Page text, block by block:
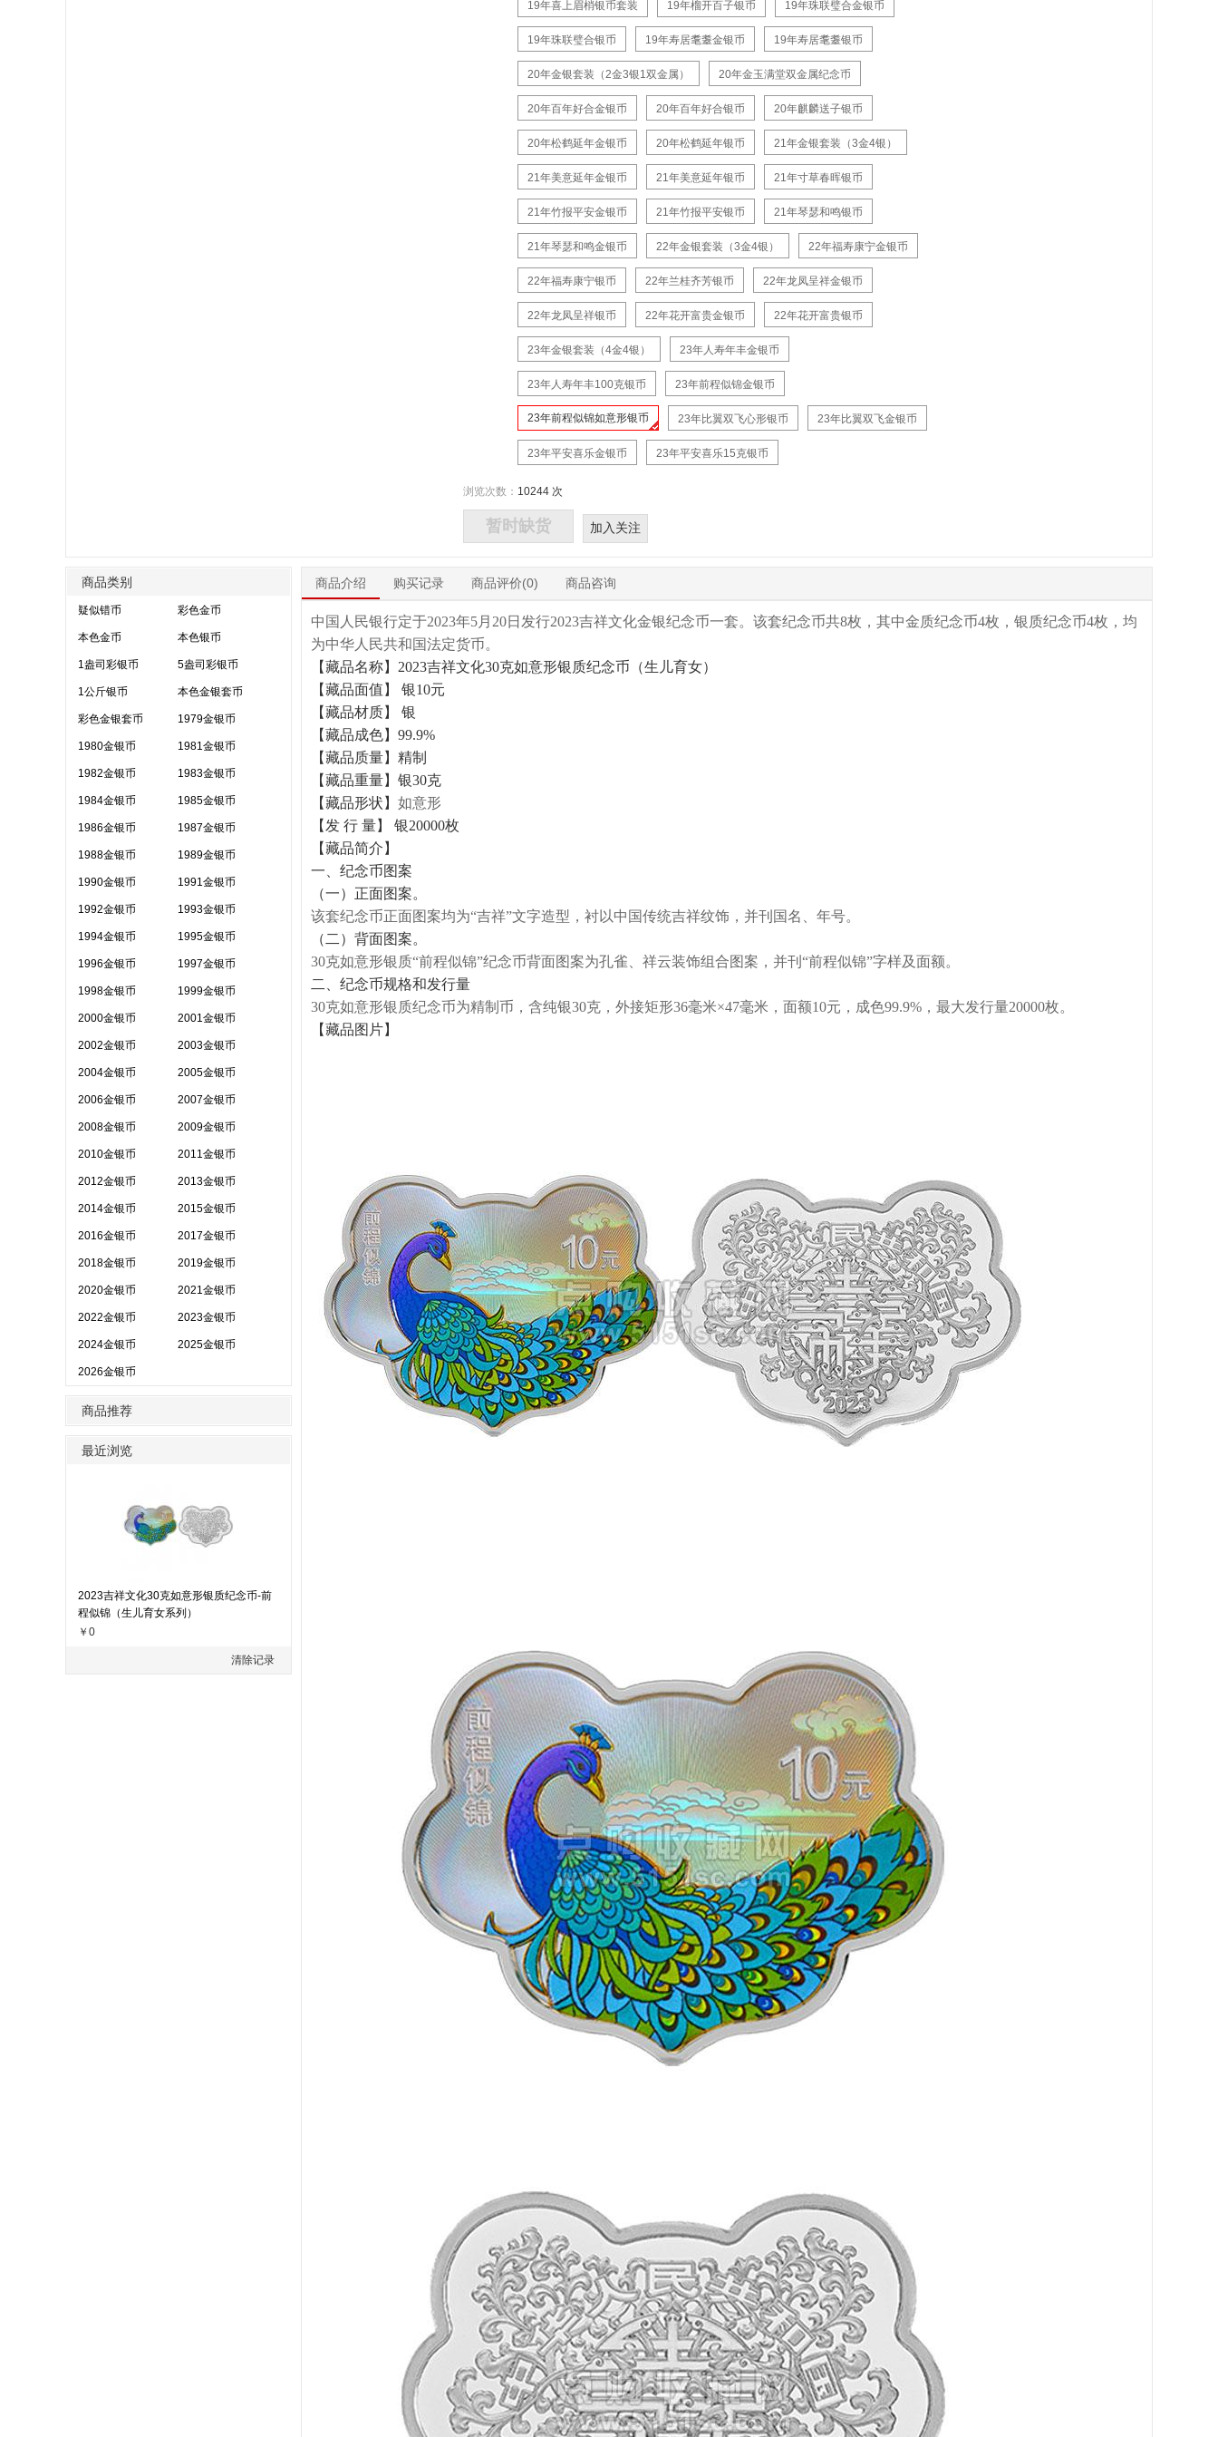
19年喜上眉梢银币套装 19年榴开百子银币 19年珠联璧合金银币
19年珠联璧合银币 19年寿居耄耋金银币 19年寿居耄耋银币
20年金银套装（2金3银1双金属） 20年金玉满堂双金属纪念币
20年百年好合金银币 20年百年好合银币 20年麒麟送子银币
20年松鹤延年金银币 20年松鹤延年银币 21年金银套装（3金4银）
21年美意延年金银币 21年美意延年银币 21年寸草春晖银币
21年竹报平安金银币 21年竹报平安银币 21年琴瑟和鸣银币
21年琴瑟和鸣金银币 22年金银套装（3金4银） 22年福寿康宁金银币
22年福寿康宁银币 22年兰桂齐芳银币 22年龙凤呈祥金银币
22年龙凤呈祥银币 22年花开富贵金银币 22年花开富贵银币
23年金银套装（4金4银） 23年人寿年丰金银币
23年人寿年丰100克银币 23年前程似锦金银币
23年前程似锦如意形银币 23年比翼双飞心形银币 23年比翼双飞金银币
23年平安喜乐金银币 23年平安喜乐15克银币
浏览次数： 10244 次
暂时缺货 加入关注
商品类别
疑似错币 彩色金币
本色金币 本色银币
1盎司彩银币 5盎司彩银币
1公斤银币 本色金银套币
彩色金银套币 1979金银币
1980金银币 1981金银币
1982金银币 1983金银币
1984金银币 1985金银币
1986金银币 1987金银币
1988金银币 1989金银币
1990金银币 1991金银币
1992金银币 1993金银币
1994金银币 1995金银币
1996金银币 1997金银币
1998金银币 1999金银币
2000金银币 2001金银币
2002金银币 2003金银币
2004金银币 2005金银币
2006金银币 2007金银币
2008金银币 2009金银币
2010金银币 2011金银币
2012金银币 2013金银币
2014金银币 2015金银币
2016金银币 2017金银币
2018金银币 2019金银币
2020金银币 2021金银币
2022金银币 2023金银币
2024金银币 2025金银币
2026金银币
商品推荐
最近浏览
2023吉祥文化30克如意形银质纪念币-前
程似锦（生儿育女系列）
￥0
清除记录
商品介绍 购买记录 商品评价(0) 商品咨询
中国人民银行定于2023年5月20日发行2023吉祥文化金银纪念币一套。该套纪念币共8枚，其中金质纪念币4枚，银质纪念币4枚，均
为中华人民共和国法定货币。
【藏品名称】2023吉祥文化30克如意形银质纪念币（生儿育女）
【藏品面值】 银10元
【藏品材质】 银
【藏品成色】99.9%
【藏品质量】精制
【藏品重量】银30克
【藏品形状】 如意形
【发 行 量】 银20000枚
【藏品简介】
一、纪念币图案
（一）正面图案。
该套纪念币正面图案均为“吉祥”文字造型，衬以中国传统吉祥纹饰，并刊国名、年号。
（二）背面图案。
30克如意形银质“前程似锦”纪念币背面图案为孔雀、祥云装饰组合图案，并刊“前程似锦”字样及面额。
二、纪念币规格和发行量
30克如意形银质纪念币为精制币，含纯银30克，外接矩形36毫米×47毫米，面额10元，成色99.9%，最大发行量20000枚。
【藏品图片】